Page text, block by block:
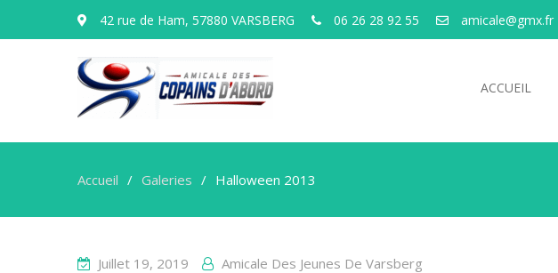
42 rue de Ham, 57880 VARSBERG 06 26 28 92 55 amicale@gmx.fr
ACCUEIL
Accueil Galeries Halloween 2013
Juillet 19, 2019 Amicale Des Jeunes De Varsberg